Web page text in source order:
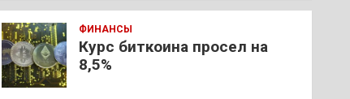
ФИНАНСЫ
Курс биткоина просел на
8,5%